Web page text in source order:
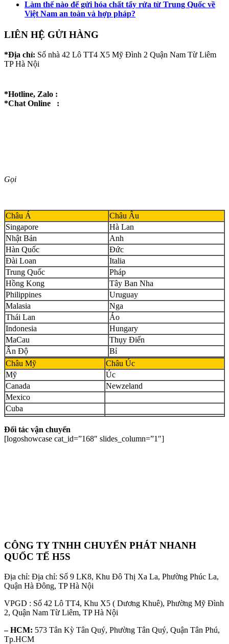
Làm thế nào để gửi hóa chất tẩy rửa từ Trung Quốc về
Việt Nam an toàn và hợp pháp?
LIÊN HỆ GỬI HÀNG
*Địa chỉ: Số nhà 42 Lô TT4 X5 Mỹ Đình 2 Quận Nam Từ Liêm
TP Hà Nội
*Hotline, Zalo :
*Chat Online :
Gọi
Châu Á
Châu Âu
Singapore
Hà Lan
Nhật Bản
Anh
Hàn Quốc
Đức
Đài Loan
Italia
Trung Quốc
Pháp
Hồng Kong
Tây Ban Nha
Philippines
Uruguay
Malasia
Nga
Thái Lan
Áo
Indonesia
Hungary
MaCau
Thụy Điển
Ấn Độ
Bỉ
Châu Mỹ
Châu Úc
Mỹ
Úc
Canada
Newzeland
Mexico
Cuba
Đối tác vận chuyển
[logoshowcase cat_id=”168″ slides_column=”1″]
CÔNG TY TNHH CHUYỂN PHÁT NHANH
QUỐC TẾ H5S
Địa chỉ: Địa chỉ: Số 9 LK8, Khu Đô Thị Xa La, Phường Phúc La,
Quận Hà Đông, TP Hà Nội
VPGD : Số 42 Lô TT4, Khu X5 ( Dương Khuê), Phường Mỹ Đình
2, Quận Nam Từ Liêm, TP Hà Nội
– HCM: 573 Tân Kỳ Tân Quý, Phường Tân Quý, Quận Tân Phú,
Tp.HCM